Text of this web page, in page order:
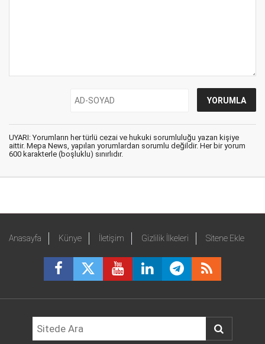
UYARI: Yorumların her türlü cezai ve hukuki sorumluluğu yazan kişiye
aittir. Mepa News, yapılan yorumlardan sorumlu değildir. Her bir yorum
600 karakterle (boşluklu) sınırlıdır.
Anasayfa Künye İletişim Gizlilik İlkeleri Sitene Ekle